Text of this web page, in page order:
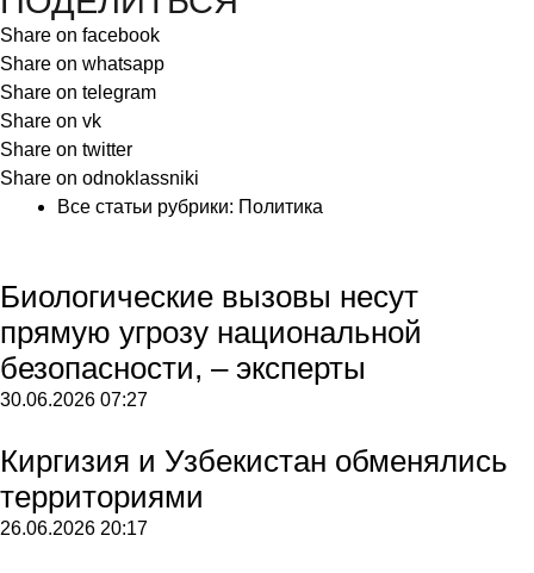
Share on facebook
Share on whatsapp
Share on telegram
Share on vk
Share on twitter
Share on odnoklassniki
Все статьи рубрики: Политика
Биологические вызовы несут
прямую угрозу национальной
безопасности, – эксперты
30.06.2026 07:27
Киргизия и Узбекистан обменялись
территориями
26.06.2026 20:17